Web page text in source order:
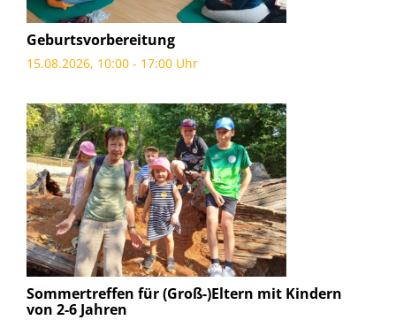
Geburtsvorbereitung
15.08.2026, 10:00 - 17:00 Uhr
Sommertreffen für (Groß-)Eltern mit Kindern
von 2-6 Jahren